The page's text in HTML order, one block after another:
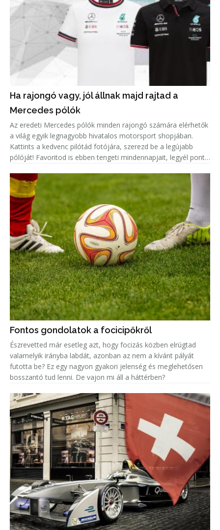
Ha rajongó vagy, jól állnak majd rajtad a
Mercedes pólók
Az eredeti Mercedes pólók minden rajongó számára elérhetők
a világ egyik legnagyobb hivatalos motorsport shopjában.
Kattints a kedvenc pilótád fotójára, szerezd be a legújabb
pólóját! Favoritod is ebben tengeti mindennapjait, legyél pont
Fontos gondolatok a focicipőkről
Észrevetted már esetleg azt, hogy focizás közben elrúgtad
valamelyik irányba labdát, azonban az nem a kívánt pályát
futotta be? Ez egy nagyon gyakori jelenség és meglehetősen
bosszantó tud lenni. De vajon mi áll a háttérben?